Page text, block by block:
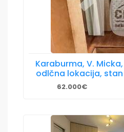
Karaburma, V.
odlčna lokacija,
62.000€